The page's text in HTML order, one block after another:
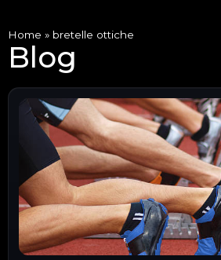
Home » bretelle ottiche
Blog